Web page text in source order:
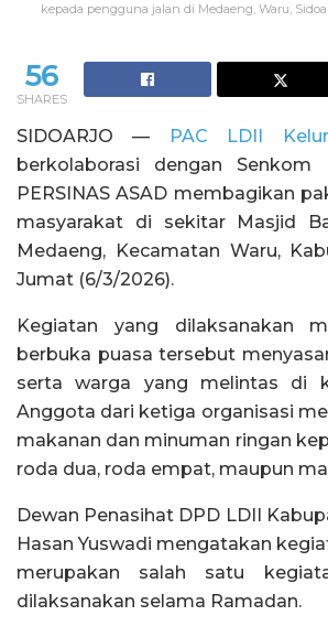
kepada pengguna jalan di Medaeng, Waru,
56
SHARES
SIDOARJO —
PAC LDII
berkolaborasi dengan
PERSINAS ASAD membagikan
masyarakat di sekitar Masjid
Medaeng, Kecamatan Waru,
Jumat (6/3/2026).
Kegiatan yang dilaksanakan
berbuka puasa tersebut
serta warga yang melintas di
Anggota dari ketiga organisasi
makanan dan minuman ringan
roda dua, roda empat, maupun
Dewan Penasihat DPD LDII
Hasan Yuswadi mengatakan
merupakan salah satu
dilaksanakan selama Ramadan.